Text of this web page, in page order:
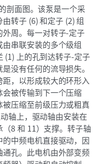
剖面图。该泵是一个采
转子 (6) 和定子 (2) 组
周。每一对转子-定子
串联安装的多个级组
(1) 上的孔到达转子-定子
没有任何的流导损失。
，以形成较大的环形入
被传输到下一个压缩
压缩至前级压力或粗真
轴上，驱动轴由安装在
8 和 11）支撑。转子轴
中频电机直接驱动，因
孔。此电机由外部变频